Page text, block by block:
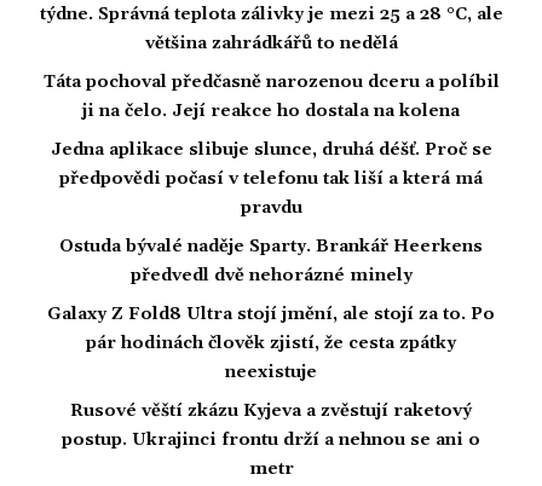
týdne. Správná teplota zálivky je mezi 25 a 28 °C, ale
většina zahrádkářů to nedělá
Táta pochoval předčasně narozenou dceru a políbil
ji na čelo. Její reakce ho dostala na kolena
Jedna aplikace slibuje slunce, druhá déšť. Proč se
předpovědi počasí v telefonu tak liší a která má
pravdu
Ostuda bývalé naděje Sparty. Brankář Heerkens
předvedl dvě nehorázné minely
Galaxy Z Fold8 Ultra stojí jmění, ale stojí za to. Po
pár hodinách člověk zjistí, že cesta zpátky
neexistuje
Rusové věští zkázu Kyjeva a zvěstují raketový
postup. Ukrajinci frontu drží a nehnou se ani o
metr